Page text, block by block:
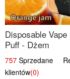
Disposable Vape
Puff - Dżem
Pomarańczowy |
757 Sprzedane
klientów(0)